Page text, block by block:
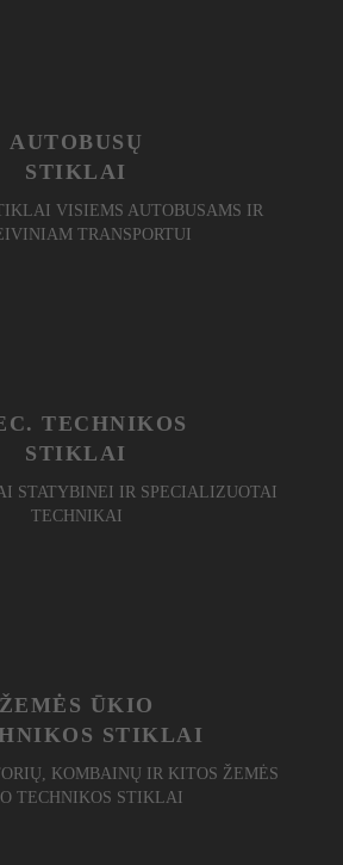
AUTOBUSŲ
STIKLAI
VISIEMS AUTOBUSAMS IR
TRANSPORTUI
TECHNIKOS
STIKLAI
STATYBINEI IR SPECIALIZUOTAI
TECHNIKAI
ŽEMĖS ŪKIO
STIKLAI
KOMBAINŲ IR KITOS ŽEMĖS
TECHNIKOS STIKLAI